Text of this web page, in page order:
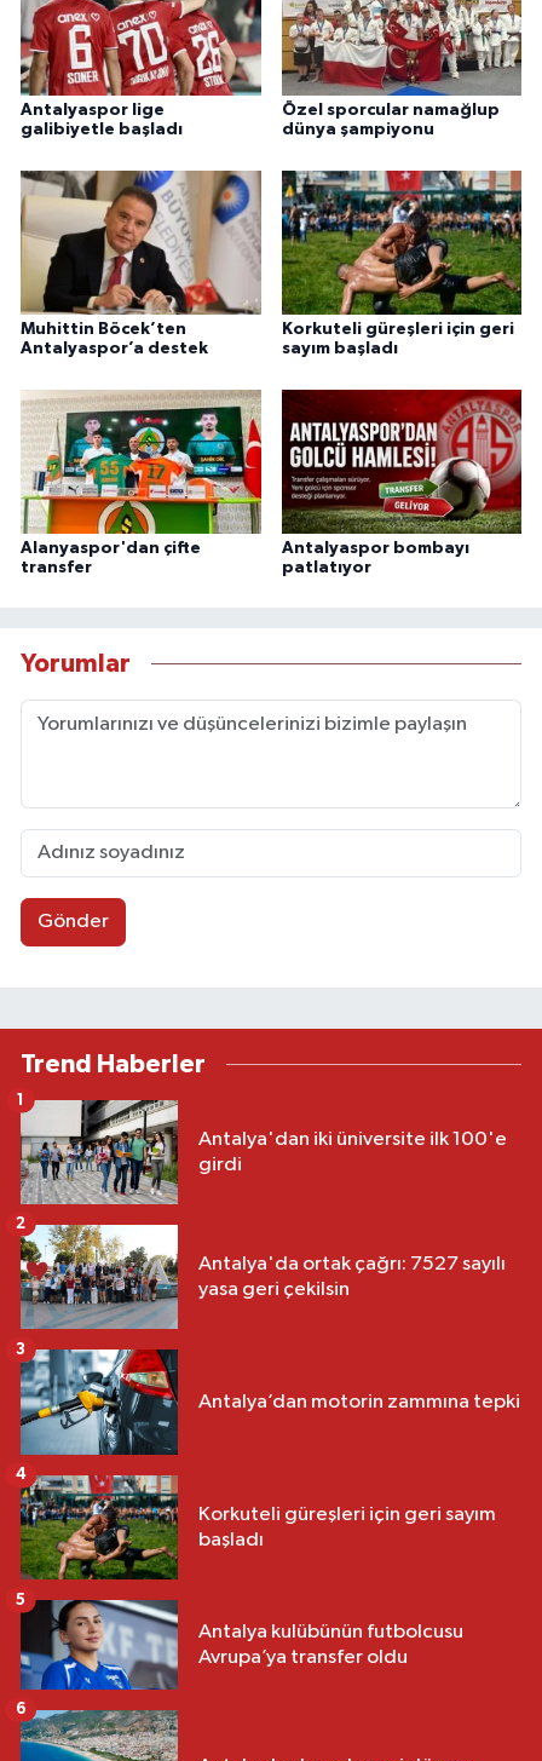
Antalyaspor lige
galibiyetle başladı
Özel sporcular namağlup
dünya şampiyonu
Muhittin Böcek’ten
Antalyaspor’a destek
Korkuteli güreşleri için geri
sayım başladı
Alanyaspor'dan çifte
transfer
Antalyaspor bombayı
patlatıyor
Yorumlar
Gönder
Trend Haberler
Antalya'dan iki üniversite ilk 100'e
girdi
1
Antalya'da ortak çağrı: 7527 sayılı
yasa geri çekilsin
2
Antalya’dan motorin zammına tepki
3
Korkuteli güreşleri için geri sayım
başladı
4
Antalya kulübünün futbolcusu
Avrupa’ya transfer oldu
5
6